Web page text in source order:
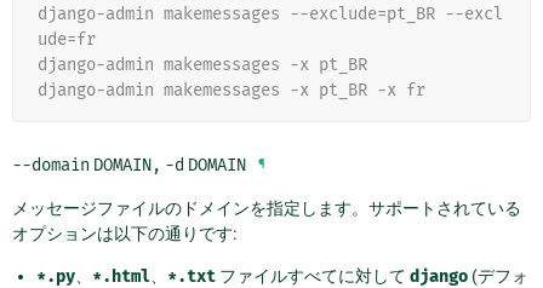
django-admin makemessages --exclude=pt_BR --excl
ude=fr
django-admin makemessages -x pt_BR
django-admin makemessages -x pt_BR -x fr
--domain DOMAIN, -d DOMAIN ¶
メッセージファイルのドメインを指定します。サポートされている
オプションは以下の通りです:
*.py *.html *.txt ファイルすべてに対して django (デフォ